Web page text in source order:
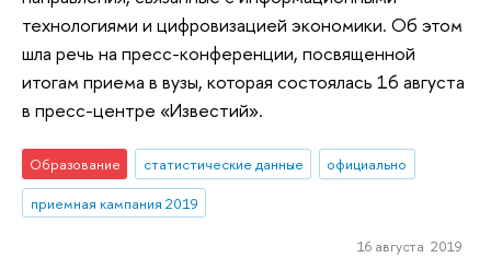
технологиями и цифровизацией экономики. Об этом
шла речь на пресс-конференции, посвященной
итогам приема в вузы, которая состоялась 16 августа
в пресс-центре «Известий».
Образование статистические данные
официально
приемная кампания 2019
16 августа 2019